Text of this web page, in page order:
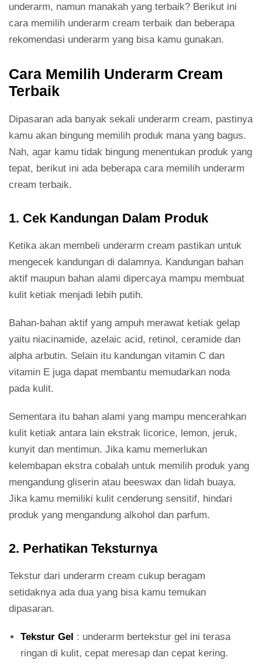
underarm, namun manakah yang terbaik? Berikut ini
cara memilih underarm cream terbaik dan beberapa
rekomendasi underarm yang bisa kamu gunakan.
Cara Memilih Underarm Cream
Terbaik
Dipasaran ada banyak sekali underarm cream, pastinya
kamu akan bingung memilih produk mana yang bagus.
Nah, agar kamu tidak bingung menentukan produk yang
tepat, berikut ini ada beberapa cara memilih underarm
cream terbaik.
1. Cek Kandungan Dalam Produk
Ketika akan membeli underarm cream pastikan untuk
mengecek kandungan di dalamnya. Kandungan bahan
aktif maupun bahan alami dipercaya mampu membuat
kulit ketiak menjadi lebih putih.
Bahan-bahan aktif yang ampuh merawat ketiak gelap
yaitu niacinamide, azelaic acid, retinol, ceramide dan
alpha arbutin. Selain itu kandungan vitamin C dan
vitamin E juga dapat membantu memudarkan noda
pada kulit.
Sementara itu bahan alami yang mampu mencerahkan
kulit ketiak antara lain ekstrak licorice, lemon, jeruk,
kunyit dan mentimun. Jika kamu memerlukan
kelembapan ekstra cobalah untuk memilih produk yang
mengandung gliserin atau beeswax dan lidah buaya.
Jika kamu memiliki kulit cenderung sensitif, hindari
produk yang mengandung alkohol dan parfum.
2. Perhatikan Teksturnya
Tekstur dari underarm cream cukup beragam
setidaknya ada dua yang bisa kamu temukan
dipasaran.
Tekstur Gel : underarm bertekstur gel ini terasa
ringan di kulit, cepat meresap dan cepat kering.